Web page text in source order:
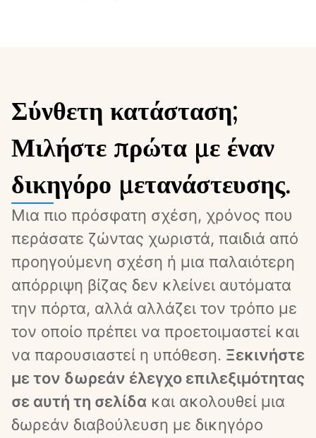
Σύνθετη κατάσταση;
Μιλήστε πρώτα με έναν
δικηγόρο μετανάστευσης.
Μια πιο πρόσφατη σχέση, χρόνος που
περάσατε ζώντας χωριστά, παιδιά από
προηγούμενη σχέση ή μια παλαιότερη
απόρριψη βίζας δεν κλείνει αυτόματα
την πόρτα, αλλά αλλάζει τον τρόπο με
τον οποίο πρέπει να προετοιμαστεί και
να παρουσιαστεί η υπόθεση. Ξεκινήστε
με τον δωρεάν έλεγχο επιλεξιμότητας
σε αυτή τη σελίδα και ακολουθεί μια
δωρεάν διαβούλευση με δικηγόρο